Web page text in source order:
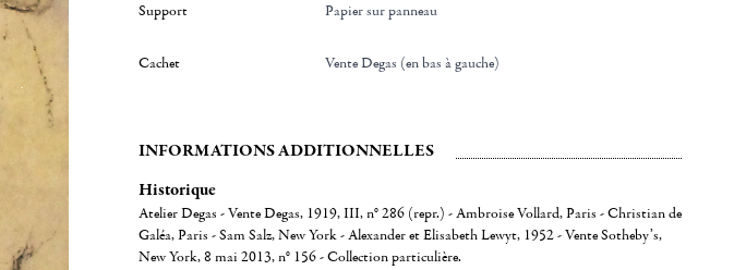
Support Papier sur panneau
Cachet Vente Degas (en bas à gauche)
INFORMATIONS ADDITIONNELLES
Historique
Atelier Degas - Vente Degas, 1919, III, n° 286 (repr.) - Ambroise Vollard, Paris - Christian de
Galéa, Paris - Sam Salz, New York - Alexander et Elisabeth Lewyt, 1952 - Vente Sotheby’s,
New York, 8 mai 2013, n° 156 - Collection particulière.